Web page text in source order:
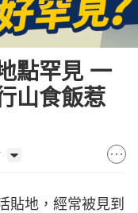
點罕見 一
山食飯惹
貼地，經常被見到